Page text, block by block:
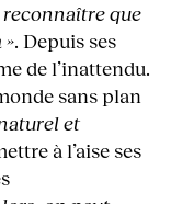
reconnaître que
. Depuis ses
de l’inattendu.
sans plan
et
à l’aise ses